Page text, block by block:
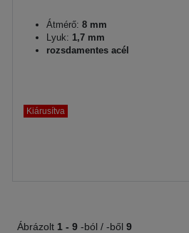
Átmérő: 8 mm
Lyuk: 1,7 mm
rozsdamentes acél
Kiárusítva
Ábrázolt 1 - 9 -ból / -ből 9